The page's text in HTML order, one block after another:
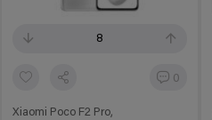
8
0
Xiaomi Poco F2 Pro,